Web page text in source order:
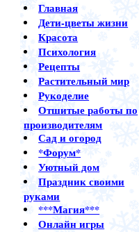
Главная
Дети-цветы жизни
Красота
Психология
Рецепты
Растительный мир
Рукоделие
Отшитые работы по
производителям
Сад и огород
*Форум*
Уютный дом
Праздник своими
руками
***Магия***
Онлайн игры